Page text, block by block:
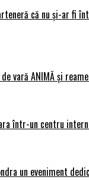
că nu și-ar fi
vară ANIMĂ și
într-un centru
un eveniment